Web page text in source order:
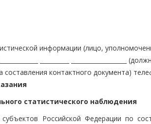
информации (лицо,
__________ ___________________
составления контактного документа)
статистического наблюдения
Российской Федерации по